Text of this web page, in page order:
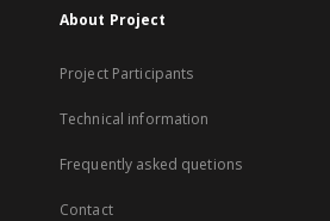
About Project
Project Participants
Technical information
Frequently asked quetions
Contact